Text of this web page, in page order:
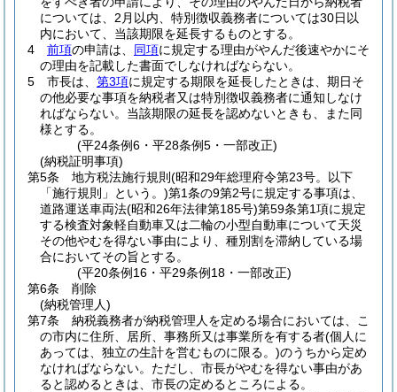
については、2月以内、特別徴収義務者については30日以
内において、当該期限を延長するものとする。
4
前項の申請は、 同項に規定する理由がやんだ後速やかにそ
の理由を記載した書面でしなければならない。
5
市長は、 第3項に規定する期限を延長したときは、期日そ
の他必要な事項を納税者又は特別徴収義務者に通知しなけ
ればならない。 当該期限の延長を認めないときも、また同
様とする。
(平24条例6・平28条例5・一部改正)
(納税証明事項)
第5条
地方税法施行規則 (昭和29年総理府令第23号。以下
「施行規則」という。)第1条の9第2号に規定する事項は、
道路運送車両法(昭和26年法律第185号)第59条第1項に規定
する検査対象軽自動車又は二輪の小型自動車について天災
その他やむを得ない事由により、種別割を滞納している場
合においてその旨とする。
(平20条例16・平29条例18・一部改正)
第6条
削除
(納税管理人)
第7条
納税義務者が納税管理人を定める場合においては、こ
の市内に住所、居所、事務所又は事業所を有する者(個人に
あっては、独立の生計を営むものに限る。)のうちから定め
なければならない。 ただし、市長がやむを得ない事由があ
ると認めるときは、市長の定めるところによる。